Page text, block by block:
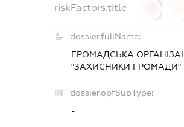
riskFactors.title
dossier.fullName:
ГРОМАДСЬКА
"ЗАХИСНИКИ ГРОМАДИ"
dossier.opfSubType:
-